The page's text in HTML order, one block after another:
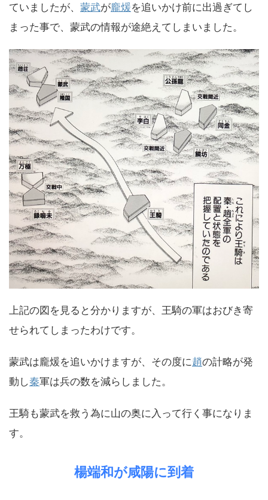
ていましたが、 蒙武が龐煖を追いかけ前に出過ぎてし
まった事で、蒙武の情報が途絶えてしまいました。
上記の図を見ると分かりますが、王騎の軍はおびき寄
せられてしまったわけです。
蒙武は龐煖を追いかけますが、その度に趙の計略が発
動し秦軍は兵の数を減らしました。
王騎も蒙武を救う為に山の奥に入って行く事になりま
す。
楊端和が咸陽に到着